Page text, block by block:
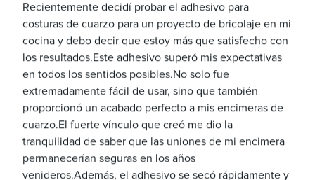
Recientemente decidí probar el adhesivo para
costuras de cuarzo para un proyecto de bricolaje en mi
cocina y debo decir que estoy más que satisfecho con
los resultados.Este adhesivo superó mis expectativas
en todos los sentidos posibles.No solo fue
extremadamente fácil de usar, sino que también
proporcionó un acabado perfecto a mis encimeras de
cuarzo.El fuerte vínculo que creó me dio la
tranquilidad de saber que las uniones de mi encimera
permanecerían seguras en los años
venideros.Además, el adhesivo se secó rápidamente y